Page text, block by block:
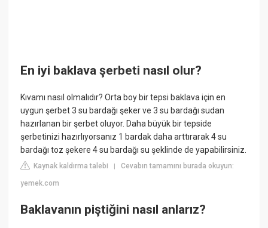
En iyi baklava şerbeti nasıl olur?
Kıvamı nasıl olmalıdır? Orta boy bir tepsi baklava için en
uygun şerbet 3 su bardağı şeker ve 3 su bardağı sudan
hazırlanan bir şerbet oluyor. Daha büyük bir tepside
şerbetinizi hazırlıyorsanız 1 bardak daha arttırarak 4 su
bardağı toz şekere 4 su bardağı su şeklinde de yapabilirsiniz.
Kaynak kaldırma talebi |Cevabın tamamını burada okuyun:
yemek.com
Baklavanın piştiğini nasıl anlarız?